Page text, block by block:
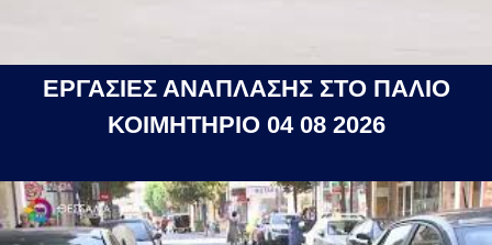
ΕΡΓΑΣΙΕΣ ΑΝΑΠΛΑΣΗΣ ΣΤΟ ΠΑΛΙΟ
ΚΟΙΜΗΤΗΡΙΟ 04 08 2026